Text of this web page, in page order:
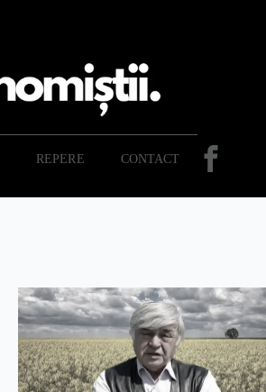
REPERE CONTACT